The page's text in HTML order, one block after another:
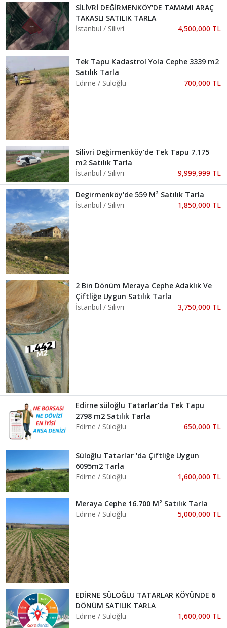
SİLİVRİ DEĞİRMENKÖY'DE TAMAMI ARAÇ
TAKASLI SATILIK TARLA
İstanbul / Silivri
4,500,000 TL
Tek Tapu Kadastrol Yola Cephe 3339 m2
Satılık Tarla
Edirne / Süloğlu
700,000 TL
Silivri Değirmenköy'de Tek Tapu 7.175
m2 Satılık Tarla
İstanbul / Silivri
9,999,999 TL
Degirmenköy'de 559 M² Satılık Tarla
İstanbul / Silivri
1,850,000 TL
2 Bin Dönüm Meraya Cephe Adaklık Ve
Çiftliğe Uygun Satılık Tarla
İstanbul / Silivri
3,750,000 TL
Edirne süloğlu Tatarlar'da Tek Tapu
2798 m2 Satılık Tarla
Edirne / Süloğlu
650,000 TL
Süloğlu Tatarlar 'da Çiftliğe Uygun
6095m2 Tarla
Edirne / Süloğlu
1,600,000 TL
Meraya Cephe 16.700 M² Satılık Tarla
Edirne / Süloğlu
5,000,000 TL
EDİRNE SÜLOĞLU TATARLAR KÖYÜNDE 6
DÖNÜM SATILIK TARLA
Edirne / Süloğlu
1,600,000 TL